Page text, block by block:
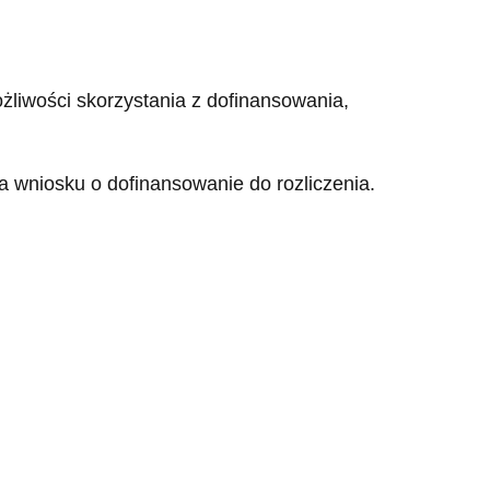
skorzystania z dofinansowania,
wniosku o dofinansowanie do rozliczenia.